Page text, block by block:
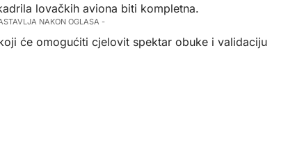
lovačkih aviona biti kompletna.
NAKON OGLASA -
će omogućiti cjelovit spektar obuke i validaciju